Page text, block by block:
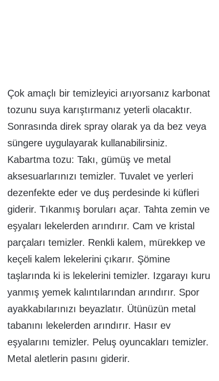
Çok amaçlı bir temizleyici arıyorsanız karbonat
tozunu suya karıştırmanız yeterli olacaktır.
Sonrasında direk spray olarak ya da bez veya
süngere uygulayarak kullanabilirsiniz.
Kabartma tozu: Takı, gümüş ve metal
aksesuarlarınızı temizler. Tuvalet ve yerleri
dezenfekte eder ve duş perdesinde ki küfleri
giderir. Tıkanmış boruları açar. Tahta zemin ve
eşyaları lekelerden arındırır. Cam ve kristal
parçaları temizler. Renkli kalem, mürekkep ve
keçeli kalem lekelerini çıkarır. Şömine
taşlarında ki is lekelerini temizler. Izgarayı kuru
yanmış yemek kalıntılarından arındırır. Spor
ayakkabılarınızı beyazlatır. Ütünüzün metal
tabanını lekelerden arındırır. Hasır ev
eşyalarını temizler. Peluş oyuncakları temizler.
Metal aletlerin pasını giderir.